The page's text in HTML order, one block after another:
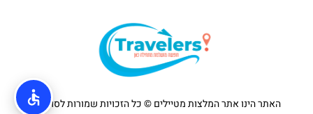
האתר הינו אתר המלצות מטיילים © כל הזכויות שמורות לסוכנות